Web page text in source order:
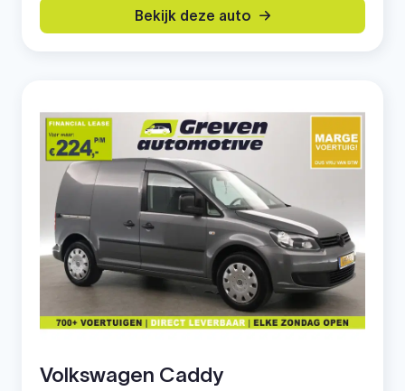
Bekijk deze auto
Volkswagen Caddy